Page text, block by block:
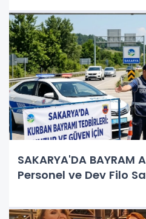
SAKARYA'DA BAYRAM
Personel ve Dev Filo